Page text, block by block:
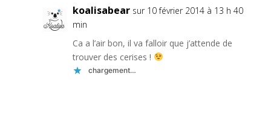
koalisabear sur 10 février 2014 à 13 h 40
min
Ca a l’air bon, il va falloir que j’attende de
trouver des cerises !
chargement…